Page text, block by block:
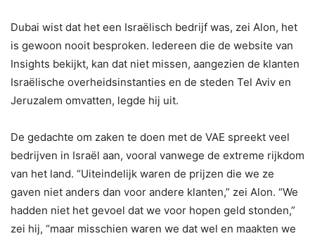
Dubai wist dat het een Israëlisch bedrijf was, zei Alon, het
is gewoon nooit besproken. Iedereen die de website van
Insights bekijkt, kan dat niet missen, aangezien de klanten
Israëlische overheidsinstanties en de steden Tel Aviv en
Jeruzalem omvatten, legde hij uit.
De gedachte om zaken te doen met de VAE spreekt veel
bedrijven in Israël aan, vooral vanwege de extreme rijkdom
van het land. “Uiteindelijk waren de prijzen die we ze
gaven niet anders dan voor andere klanten,” zei Alon. “We
hadden niet het gevoel dat we voor hopen geld stonden,”
zei hij, “maar misschien waren we dat wel en maakten we